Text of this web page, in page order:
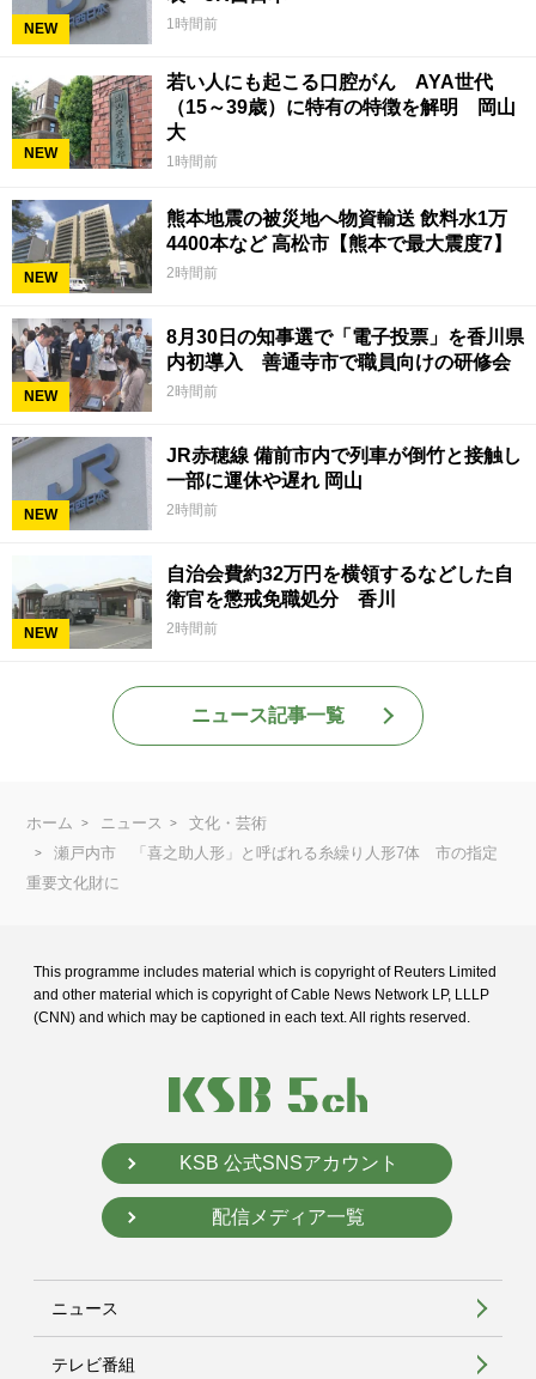
NEW 1時間前
NEW
若い人にも起こる口腔がん AYA世代
（15～39歳）に特有の特徴を解明 岡山
大
1時間前
NEW
熊本地震の被災地へ物資輸送 飲料水1万
4400本など 高松市【熊本で最大震度7】
2時間前
NEW
8月30日の知事選で「電子投票」を香川県
内初導入 善通寺市で職員向けの研修会
2時間前
NEW
JR赤穂線 備前市内で列車が倒竹と接触し
一部に運休や遅れ 岡山
2時間前
NEW
自治会費約32万円を横領するなどした自
衛官を懲戒免職処分 香川
2時間前
ニュース記事一覧
ホーム ニュース
文化・芸術
瀬戸内市 「喜之助人形」と呼ばれる糸繰り人形7体 市の指定
重要文化財に
This programme includes material which is copyright of Reuters Limited
and other material which is copyright of Cable News Network LP, LLLP
(CNN) and which may be captioned in each text. All rights reserved.
KSB 公式SNSアカウント
配信メディア一覧
ニュース
テレビ番組